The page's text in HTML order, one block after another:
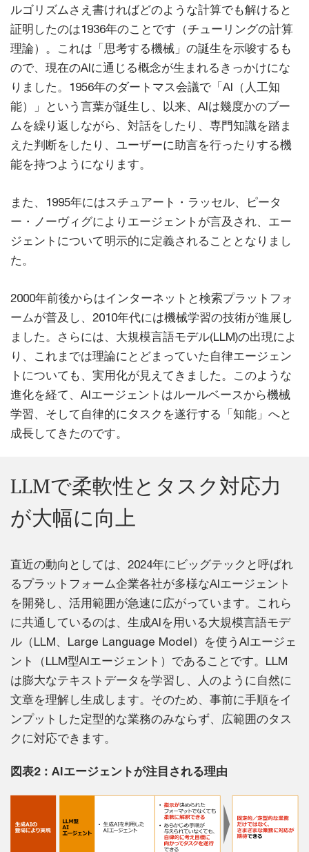
ルゴリズムさえ書ければどのような計算でも解けると
証明したのは1936年のことです（チューリングの計算
理論）。これは「思考する機械」の誕生を示唆するも
ので、現在のAIに通じる概念が生まれるきっかけにな
りました。1956年のダートマス会議で「AI（人工知
能）」という言葉が誕生し、以来、AIは幾度かのブー
ムを繰り返しながら、対話をしたり、専門知識を踏ま
えた判断をしたり、ユーザーに助言を行ったりする機
能を持つようになります。
また、1995年にはスチュアート・ラッセル、ピータ
ー・ノーヴィグによりエージェントが言及され、エー
ジェントについて明示的に定義されることとなりまし
た。
2000年前後からはインターネットと検索プラットフォ
ームが普及し、2010年代には機械学習の技術が進展し
ました。さらには、大規模言語モデル(LLM)の出現によ
り、これまでは理論にとどまっていた自律エージェン
トについても、実用化が見えてきました。このような
進化を経て、AIエージェントはルールベースから機械
学習、そして自律的にタスクを遂行する「知能」へと
成長してきたのです。
LLMで柔軟性とタスク対応力
が大幅に向上
直近の動向としては、2024年にビッグテックと呼ばれ
るプラットフォーム企業各社が多様なAIエージェント
を開発し、活用範囲が急速に広がっています。これら
に共通しているのは、生成AIを用いる大規模言語モデ
ル（LLM、Large Language Model）を使うAIエージェ
ント（LLM型AIエージェント）であることです。LLM
は膨大なテキストデータを学習し、人のように自然に
文章を理解し生成します。そのため、事前に手順をイ
ンプットした定型的な業務のみならず、広範囲のタス
クに対応できます。
図表2：AIエージェントが注目される理由